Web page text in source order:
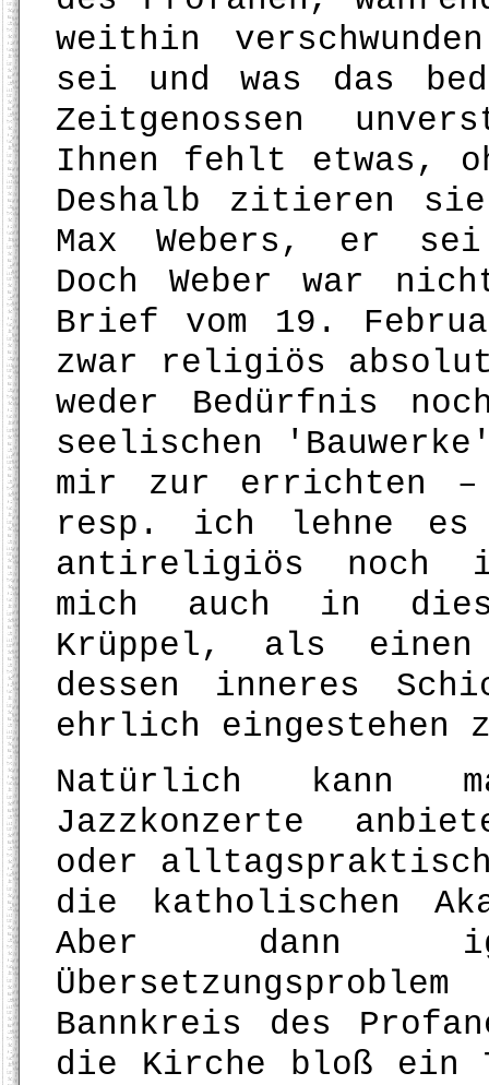
weithin
sei und was das
Zeitgenossen
Ihnen fehlt etwas,
Deshalb zitieren sie
Max Webers, er
Doch Weber war
Brief vom 19.
zwar religiös
weder Bedürfnis
seelischen
mir zur errichten
resp. ich lehne
antireligiös noch
mich auch in
Krüppel, als einen
dessen inneres
ehrlich eingestehen
Natürlich kann
Jazzkonzerte
oder
die katholischen
Aber dann
Bannkreis des
die Kirche bloß ein